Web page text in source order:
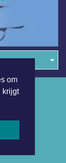
om
krijgt